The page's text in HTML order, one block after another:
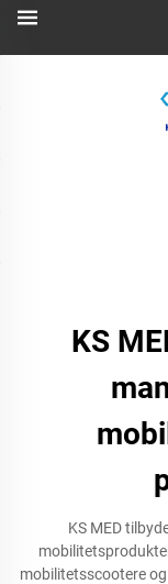
KS
KS MED
mobilitetsscootere